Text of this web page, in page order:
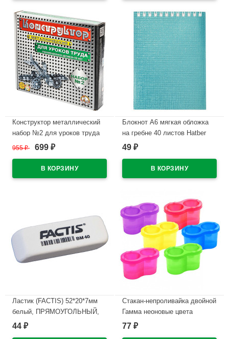
Конструктор металлический
набор №2 для уроков труда
290 элементов арт 00842
955₽ 699 ₽
Блокнот А6 мягкая обложка
на гребне 40 листов Hatber
Металлик Мята бумвинил арт
49 ₽
Ластик (FACTIS) 52*20*7мм
белый, ПРЯМОУГОЛЬНЫЙ,
скошенный, арт.CNFBM40
44 ₽
Стакан-непроливайка двойной
Гамма неоновые цвета
ассорти арт.10122040
77 ₽